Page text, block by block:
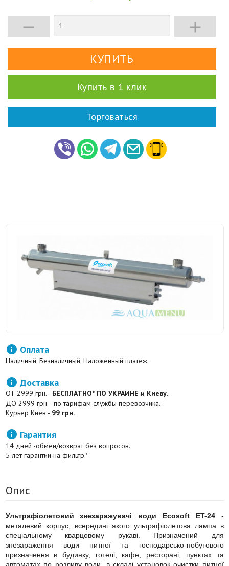
 
Купить в 1 клик
Торговаться
 Оплата
Наличный, Безналичный, Наложенный платеж.
 Доставка
ОТ 2999 грн. - БЕСПЛАТНО* ПО УКРАИНЕ и Киеву.
ДО 2999 грн. - по тарифам службы перевозчика.
Курьер Киев - 99 грн.
 Гарантия
14 дней -обмен/возврат без вопросов.
5 лет гарантии на фильтр.*
Опис
Ультрафіолетовий знезаражувачі води Ecosoft ET-24-
металевий корпус, всередині якого ультрафіолетова лампа в
спеціальному кварцовому рукаві. Призначений для
знезараження води питної та господарсько-побутового
призначення в будинку, готелі, кафе, ресторані, пунктах та